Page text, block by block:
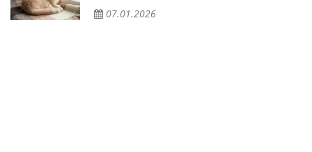
07.01.2026